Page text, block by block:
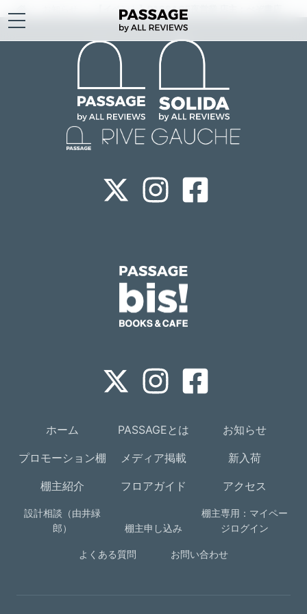
【イベント】PASSAGE夜営業 店主：ぺぞ書店
ホーム PASSAGEとは お知らせ
プロモーション棚 メディア掲載 新入荷
棚主紹介 フロアガイド アクセス
設計相談（由井緑
郎）
棚主申し込み
棚主専用：マイペー
ジログイン
よくある質問 お問い合わせ